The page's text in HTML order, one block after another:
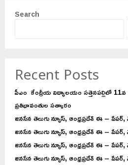
Search
Recent Posts
పీఎం కేంద్రీయ విద్యాలయం సత్తెనపల్లిలో
ప్రతిభావంతుల సత్కారం
జనసేన తెలుగు న్యూస్, ఆంధ్రప్రదేశ్ ఈ –
జనసేన తెలుగు న్యూస్, ఆంధ్రప్రదేశ్ ఈ –
జనసేన తెలుగు న్యూస్, ఆంధ్రప్రదేశ్ ఈ –
జనసేన తెలుగు న్యూస్, ఆంధ్రప్రదేశ్ ఈ –